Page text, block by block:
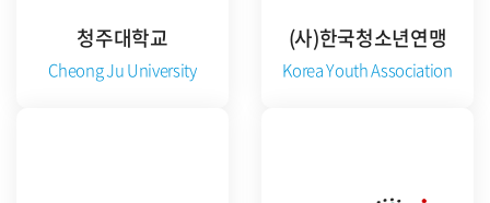
청주대학교
Cheong Ju University
(사)한국청소년연맹
Korea Youth Association